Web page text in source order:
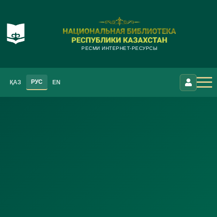
РЕСМИ ИНТЕРНЕТ-РЕСУРСЫ
ҚАЗ РУС EN